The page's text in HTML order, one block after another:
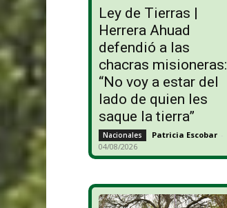
Ley de Tierras |
Herrera Ahuad
defendió a las
chacras misioneras:
“No voy a estar del
lado de quien les
saque la tierra”
Nacionales Patricia Escobar -
04/08/2026